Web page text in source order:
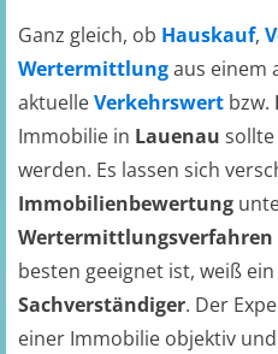
Ganz gleich, ob Hauskauf,
Wertermittlungaus einem
aktuelleVerkehrswert bzw.
Immobilie in Lauenau
werden. Es lassen sich
Immobilienbewertung
Wertermittlungsverfahren
besten geeignet ist, weiß ein
Sachverständiger. Der
einer Immobilie objektiv